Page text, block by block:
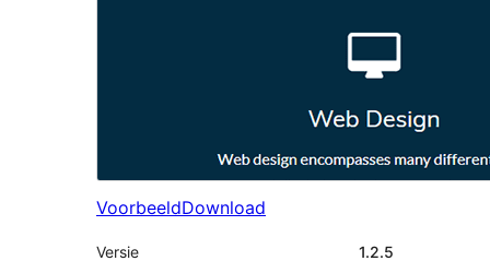
VoorbeeldDownload
Versie
1.2.5